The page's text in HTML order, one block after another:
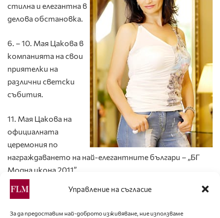
Управление на съгласие
За да предоставим най-доброто изживяване, ние използваме
стилна и елегантна в
делова обстановка.
6. – 10. Мая Цакова в
компанията на свои
приятелки на
различни светски
събития.
11. Мая Цакова на
официалната
церемония по
награждаването на най-елегантните българи – „БГ
Модна икона 2011”
12. Мая Цакова на благотворителен бал на „Зонта